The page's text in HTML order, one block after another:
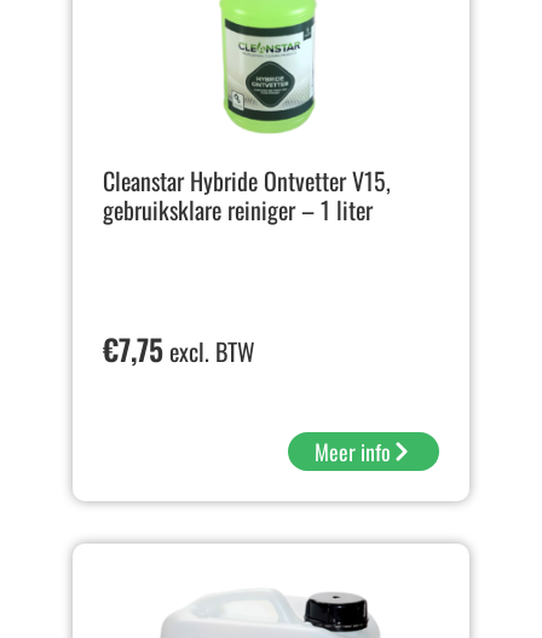
Cleanstar Hybride Ontvetter V15,
gebruiksklare reiniger – 1 liter
€7,75excl. BTW
Meer info